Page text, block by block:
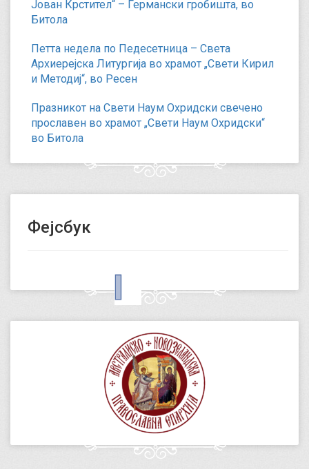
Јован Крстител“ – Германски гробишта, во
Битола
Петта недела по Педесетница – Света
Архиерејска Литургија во храмот „Свети Кирил
и Методиј“, во Ресен
Празникот на Свети Наум Охридски свечено
прославен во храмот „Свети Наум Охридски“
во Битола
Фејсбук